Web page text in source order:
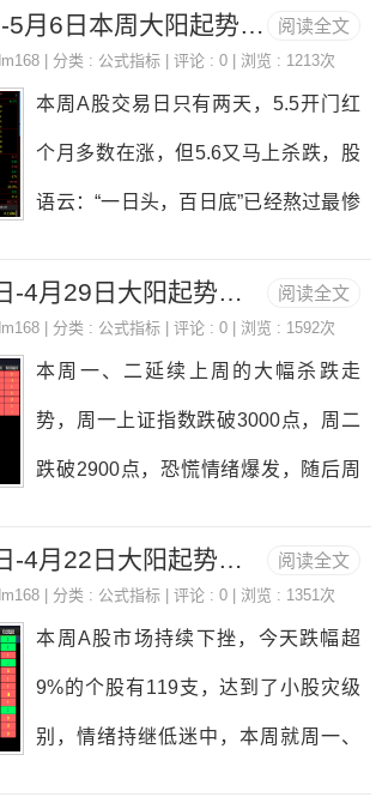
围共振。从筹码流动看上证指数至286
要谨慎小心，管理好总的仓位配比，
防止过早满仓
沪指运行至5周均线附近，向上有一定
压力，如果继续向上突破则需要量能
跟上。如果量能跟不上则指数还会筑
底反复，鉴于此不建议情绪化追涨，
操作合理控仓，低吸为主。截止收盘
力资金净买靠前的板块有汽车制造、
1：天龙股份6032665-
都红着，截止中午收盘，上涨个股数3
是可以的，只要大环境不差的情况
下，股池中的个股都会有所表现。明
天是否连板，我们拭目以待吧。
阅读全文
5月5日-5月6日本周大阳起势加量王股池
| 分类 : 公式指标 | 评论 : 0 | 浏览 : 1213次
本周A股交易日只有两天，5.5开门红
个月多数在涨，但5.6又马上杀跌，股
语云：“一日头，百日底”已经熬过最惨
更淡定，上海疫情防控成果明显解封
做法，只会增加亏损，增加解套难
度，不如把一部分资金放手里灵活机
动。管好仓位短期下跌的凶了就别
怕，那又是给短线自救有低吸机会，
拉升后要当心得高抛了，别把反弹当
阅读全文
4月25日-4月29日大阳起势加量王股池
| 分类 : 公式指标 | 评论 : 0 | 浏览 : 1592次
本周一、二延续上周的大幅杀跌走
势，周一上证指数跌破3000点，周二
跌破2900点，恐慌情绪爆发，随后周
5，然后行情开始反转，收复2900点，
阅读全文
4月18日-4月22日大阳起势加量王股池
| 分类 : 公式指标 | 评论 : 0 | 浏览 : 1351次
本周A股市场持续下挫，今天跌幅超
9%的个股有119支，达到了小股灾级
别，情绪持继低迷中，本周就周一、